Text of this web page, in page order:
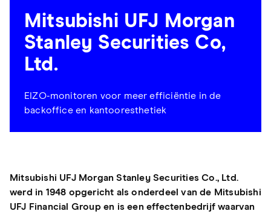
Mitsubishi UFJ Morgan
Stanley Securities Co,
Ltd.
EIZO-monitoren voor meer efficiëntie in de
backoffice en kantooresthetiek
Mitsubishi UFJ Morgan Stanley Securities Co., Ltd.
werd in 1948 opgericht als onderdeel van de Mitsubishi
UFJ Financial Group en is een effectenbedrijf waarvan